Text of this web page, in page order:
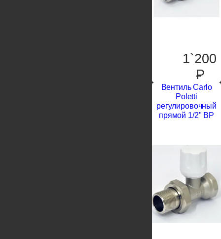
1`200
P
Вентиль Carlo
Poletti
регулировочный
прямой 1/2" ВР